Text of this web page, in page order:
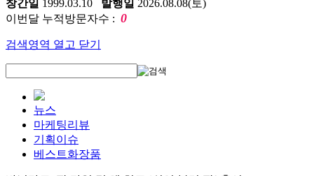
창간일 1999.03.10 발행일 2026.08.08(토)
이번달 누적방문자수 : 0
검색영역 열고 닫기
뉴스
마케팅리뷰
기획이슈
베스트화장품